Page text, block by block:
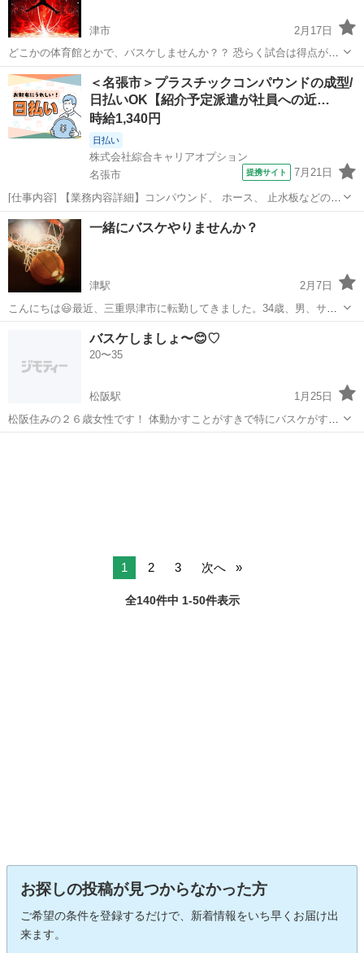
津市
2月17日
どこかの体育館とかで、バスケしませんか？？ 恐らく試合は得点が上
手く入らず、接戦になると予想しております！笑 自分はフリースロー
という最強のノーマークでも外す自信があります。。 バスケを体育館
でやるグループあま...
三重 津市 バスケットボール 体育館
＜名張市＞プラスチックコンパウンドの成型/
日払いOK【紹介予定派遣が社員への近…
時給1,340円
日払い
株式会社綜合キャリアオプション
名張市
提携サイト 7月21日
[仕事内容] 【業務内容詳細】コンパウンド、 ホース、 止水板などの製
造メーカーの紹介予定派遣！ プラスチックコンパウンドの成型機械オ
ペレーターをお任せします。 【取扱製品情報】プラスチックコンパウ
ンド 。＋お仕事探しはコ...
三重 名張市 工場
一緒にバスケやりませんか？
津駅
2月7日
こんにちは😃最近、三重県津市に転勤してきました。34歳、男、サラ
リーマンです。少し落ち着いてきたので、気分転換にバスケ🏀を久し
ぶりにやりたいな💡と思い立ちました。高校まで部活でやってまし
た。 軽く、一緒にやる人いませんか？...
バスケットボール
バスケしましょ〜😊♡
20〜35
松阪駅
1月25日
松阪住みの２６歳女性です！ 体動かすことがすきで特にバスケがすき
です🏀 見るのもやるのも両方すきですが 体動かしたいので一緒にやっ
1 2 3 次へ
全140件中 1-50件表示
お探しの投稿が見つからなかった方
ご希望の条件を登録するだけで、新着情報をいち早くお届け出
来ます。